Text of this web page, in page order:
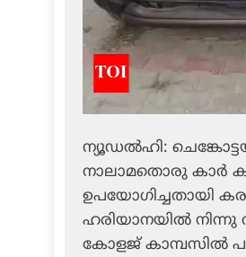
ന്യൂഡല്‍ഹി:
നാലാമതൊരു കാര്‍
ഉപയോഗിച്ചതായി
ഹരിയാനയില്‍
കോളജ് കാമ്പസില്‍